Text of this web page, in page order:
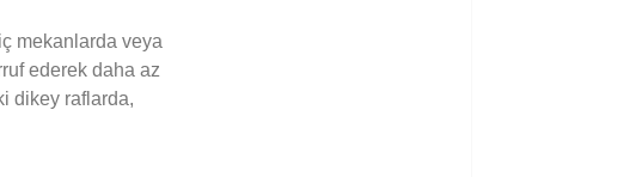
mekanlarda veya
ederek daha az
dikey raflarda,